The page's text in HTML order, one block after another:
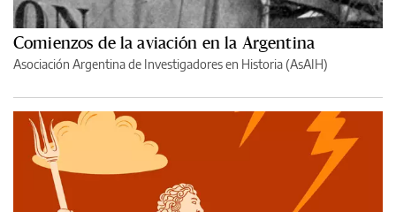
Comienzos de la aviación en la Argentina
Asociación Argentina de Investigadores en Historia (AsAIH)